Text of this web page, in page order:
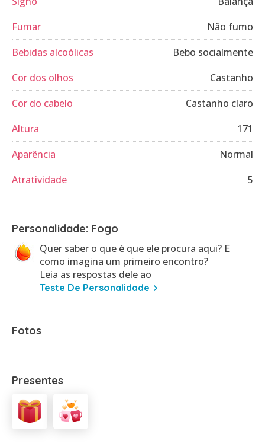
Fumar
Não fumo
Bebidas alcoólicas
Bebo socialmente
Cor dos olhos
Castanho
Cor do cabelo
Castanho claro
Altura
171
Aparência
Normal
Atratividade
5
Personalidade: Fogo
Quer saber o que é que ele procura aqui? E
como imagina um primeiro encontro?
Leia as respostas dele ao
Teste De Personalidade
Fotos
Presentes